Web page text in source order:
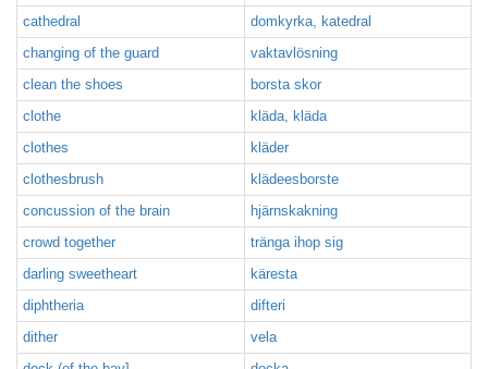
cathedral
domkyrka, katedral
changing of the guard
vaktavlösning
clean the shoes
borsta skor
clothe
kläda, kläda
clothes
kläder
clothesbrush
klädeesborste
concussion of the brain
hjärnskakning
crowd together
tränga ihop sig
darling sweetheart
käresta
diphtheria
difteri
dither
vela